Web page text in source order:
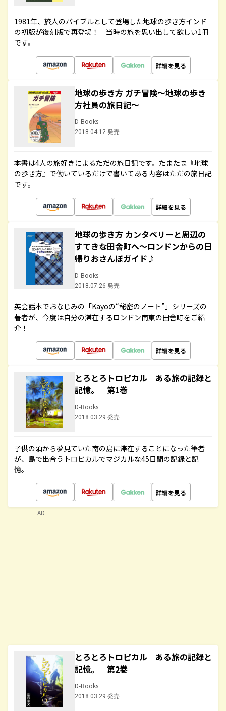
1981年、旅人のバイブルとして登場した地球の歩き方インド
の初版が復刻版で再登場！ 当時の旅を思い出して欲しい1冊
です。
詳細を見る
地球の歩き方 ガチ冒険～地球の歩き
方社員の旅日記～
D-Books
2018.04.12 発売
本書は4人の旅好きによるただの旅日記です。たまたま『地球
の歩き方』で働いているだけで書いてある内容はただの旅日記
です。
詳細を見る
地球の歩き方 カンタベリーと周辺の
すてきな田舎町へ～ロンドンからの日
帰りおさんぽガイド♪
D-Books
2018.07.26 発売
英会話本でおなじみの「Kayoの“秘密のノート”」シリーズの
著者が、今度は自分の滞在するロンドン南東の田舎町をご紹
介！
詳細を見る
とろとろトロピカル ある旅の記録と
記憶。 第1巻
D-Books
2018.03.29 発売
子供の頃から夢見ていた南の島に滞在することになった筆者
が、島で出合うトロピカルでマジカルな45日間の記録と記
憶。
詳細を見る
とろとろトロピカル ある旅の記録と
記憶。 第2巻
D-Books
2018.03.29 発売
AD